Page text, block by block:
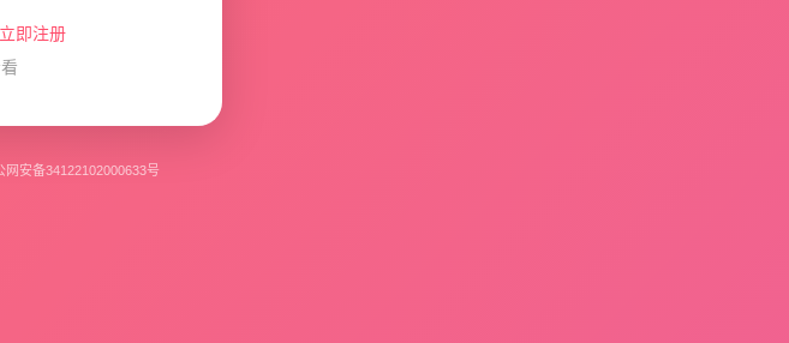
立即注册
网安备34122102000633号